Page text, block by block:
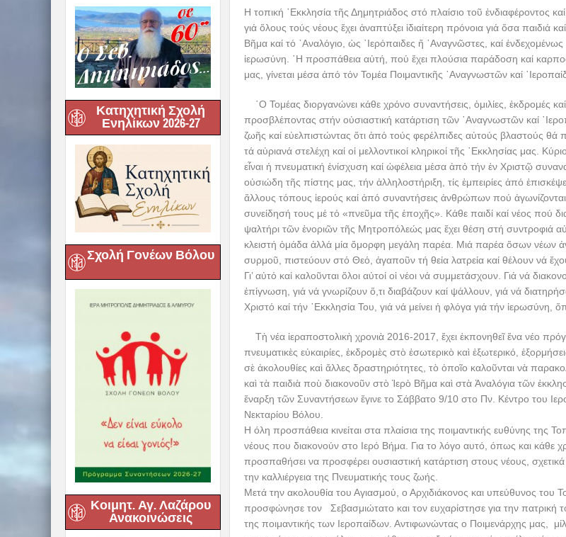
Κατηχητική Σχολή
Ενηλίκων 2026-27
Σχολή Γονέων Βόλου
Κοιμητ. Αγ. Λαζάρου
Ανακοινώσεις
Η τοπική ᾿Εκκλησία τῆς Δημητριάδος στό πλαίσιο τοῦ ἐνδιαφέροντος καί
γιά ὅλους τούς νέους ἔχει ἀναπτύξει ἰδιαίτερη πρόνοια γιά ὅσα παιδιά
Βῆμα καί τό ᾿Αναλόγιο, ὡς ῾Ιερόπαιδες ἤ ᾿Αναγνῶστες, καί
ἱερωσύνη. ῾Η προσπάθεια αὐτή, πού ἔχει πλούσια παράδοση καί
μας, γίνεται μέσα ἀπό τόν Τομέα Ποιμαντικῆς ᾿Αναγνωστῶν καί
῾Ο Τομέας διοργανώνει κάθε χρόνο συναντήσεις, ὁμιλίες, ἐκδρομές καί
προσβλέποντας στήν οὐσιαστική κατάρτιση τῶν ᾿Αναγνωστῶν καί
ζωῆς καί εὐελπιστώντας ὅτι ἀπό τούς φερέλπιδες αὐτούς βλαστούς θά
τά αὐριανά στελέχη καί οἱ μελλοντικοί κληρικοί τῆς ᾿Εκκλησίας μας.
εἶναι ἡ πνευματική ἐνίσχυση καί ὠφέλεια μέσα ἀπό τήν ἐν Χριστῷ
οὐσιώδη τῆς πίστης μας, τήν ἀλληλοστήριξη, τίς ἐμπειρίες ἀπό
ἄλλους τόπους ἱερούς καί ἀπό συναντήσεις ἀνθρώπων πού
συνείδησή τους μέ τό «πνεῦμα τῆς ἐποχῆς». Κάθε παιδί καί νέος πού
ψαλτήρι τῶν ἐνοριῶν τῆς Μητροπόλεώς μας ἔχει θέση στή συντροφιά
κλειστή ὁμάδα ἀλλά μία ὄμορφη μεγάλη παρέα. Μιά παρέα ὅσων νέων
συρμοῦ, πιστεύουν στό Θεό, ἀγαποῦν τή θεία λατρεία καί θέλουν νά
Γι’ αὐτό καί καλοῦνται ὅλοι αὐτοί οἱ νέοι νά συμμετάσχουν. Γιά νά
ἐπίγνωση, γιά νά γνωρίζουν ὅ,τι διαβάζουν καί ψάλλουν, γιά νά
Χριστό καί τήν ᾿Εκκλησία Του, γιά νά μείνει ἡ φλόγα γιά τήν ἱερωσύνη,
Τὴ νέα ἱεραποστολικὴ χρονιὰ 2016-2017, ἔχει ἐκπονηθεῖ ἕνα νέο
πνευματικὲς εὐκαιρίες, ἐκδρομὲς στὸ ἐσωτερικὸ καὶ ἐξωτερικό,
σὲ ἀκολουθίες καὶ ἄλλες δραστηριότητες, τὸ ὁποῖο καλοῦνται νὰ
καὶ τὰ παιδιὰ ποὺ διακονοῦν στὸ Ἱερὸ Βῆμα καὶ στὰ Ἀναλόγια τῶν
ἔναρξη τῶν Συναντήσεων ἔγινε το Σάββατο 9/10 στο Πν. Κέντρο του
Νεκταρίου Βόλου.
Η όλη προσπάθεια κινείται στα πλαίσια της ποιμαντικής ευθύνης της
νέους που διακονούν στο Ιερό Βήμα. Για το λόγο αυτό, όπως και κάθε
προσπαθήσει να προσφέρει ουσιαστική κατάρτιση στους νέους, σχετικά
την καλλιέργεια της Πνευματικής τους ζωής.
Μετά την ακολουθία του Αγιασμού, ο Αρχιδιάκονος και υπεύθυνος
προσφώνησε τον Σεβασμιώτατο και τον ευχαρίστησε για την πατρική
της ποιμαντικής των Ιεροπαίδων. Αντιφωνώντας ο Ποιμενάρχης μας,